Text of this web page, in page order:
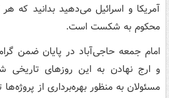
آمریکا و اسرائیل می‌دهید بدانید که
محکوم به شکست است.
امام جمعه حاجی‌آباد در پایان ضمن
و ارج نهادن به این روزهای
مسئولان به منظور بهره‌برداری از